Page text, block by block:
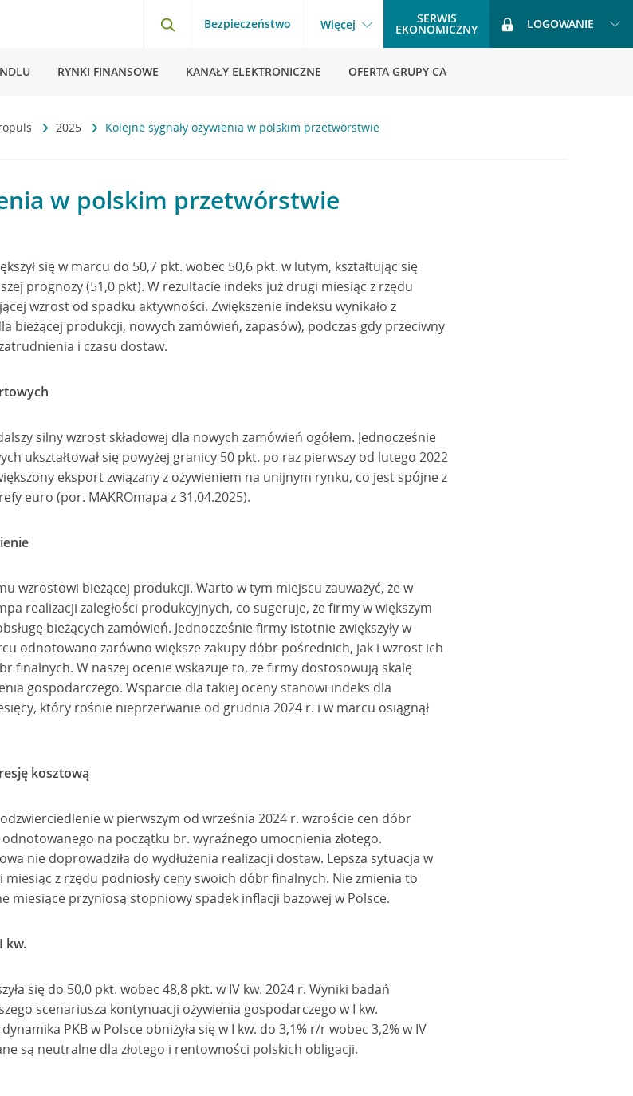
Bezpieczeństwo Więcej SERWIS
EKONOMICZNY LOGOWANIE
RYNKI FINANSOWE KANAŁY ELEKTRONICZNE OFERTA GRUPY CA
2025 Kolejne sygnały ożywienia w polskim przetwórstwie
w polskim przetwórstwie
się w marcu do 50,7 pkt. wobec 50,6 pkt. w lutym, kształtując się
prognozy (51,0 pkt). W rezultacie indeks już drugi miesiąc z rzędu
wzrost od spadku aktywności. Zwiększenie indeksu wynikało z
bieżącej produkcji, nowych zamówień, zapasów), podczas gdy przeciwny
zatrudnienia i czasu dostaw.
silny wzrost składowej dla nowych zamówień ogółem. Jednocześnie
ukształtował się powyżej granicy 50 pkt. po raz pierwszy od lutego 2022
eksport związany z ożywieniem na unijnym rynku, co jest spójne z
euro (por. MAKROmapa z 31.04.2025).
wzrostowi bieżącej produkcji. Warto w tym miejscu zauważyć, że w
realizacji zaległości produkcyjnych, co sugeruje, że firmy w większym
bieżących zamówień. Jednocześnie firmy istotnie zwiększyły w
odnotowano zarówno większe zakupy dóbr pośrednich, jak i wzrost ich
finalnych. W naszej ocenie wskazuje to, że firmy dostosowują skalę
gospodarczego. Wsparcie dla takiej oceny stanowi indeks dla
który rośnie nieprzerwanie od grudnia 2024 r. i w marcu osiągnął
kosztową
w pierwszym od września 2024 r. wzroście cen dóbr
na początku br. wyraźnego umocnienia złotego.
nie doprowadziła do wydłużenia realizacji dostaw. Lepsza sytuacja w
z rzędu podniosły ceny swoich dóbr finalnych. Nie zmienia to
miesiące przyniosą stopniowy spadek inflacji bazowej w Polsce.
kw.
się do 50,0 pkt. wobec 48,8 pkt. w IV kw. 2024 r. Wyniki badań
scenariusza kontynuacji ożywienia gospodarczego w I kw.
PKB w Polsce obniżyła się w I kw. do 3,1% r/r wobec 3,2% w IV
są neutralne dla złotego i rentowności polskich obligacji.